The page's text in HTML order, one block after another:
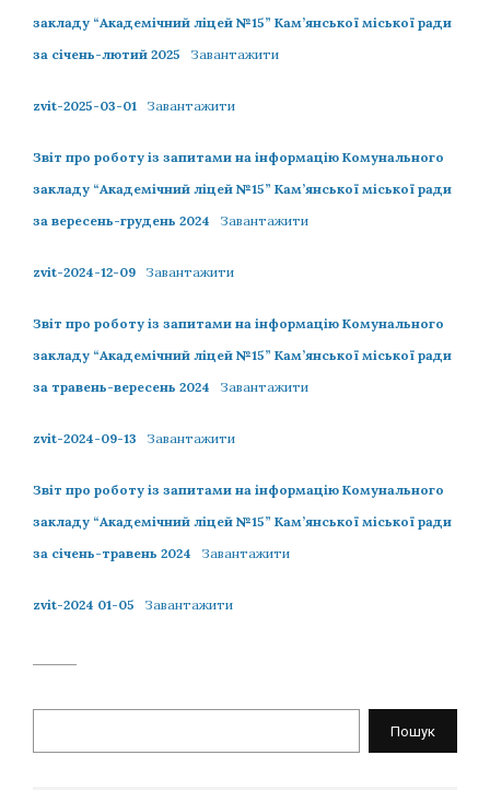
закладу “Академічний ліцей №15” Кам’янської міської ради
за січень-лютий 2025
Завантажити
zvit-2025-03-01 Завантажити
Звіт про роботу із запитами на інформацію Комунального
закладу “Академічний ліцей №15” Кам’янської міської ради
за вересень-грудень 2024
Завантажити
zvit-2024-12-09 Завантажити
Звіт про роботу із запитами на інформацію Комунального
закладу “Академічний ліцей №15” Кам’янської міської ради
за травень-вересень 2024
Завантажити
zvit-2024-09-13 Завантажити
Звіт про роботу із запитами на інформацію Комунального
закладу “Академічний ліцей №15” Кам’янської міської ради
за січень-травень 2024
Завантажити
zvit-2024 01-05 Завантажити
Пошук